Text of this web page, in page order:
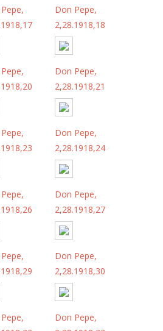
Don Pepe,
2,28.1918,18
Don Pepe,
2,28.1918,21
Don Pepe,
2,28.1918,24
Don Pepe,
2,28.1918,27
Don Pepe,
2,28.1918,30
Don Pepe,